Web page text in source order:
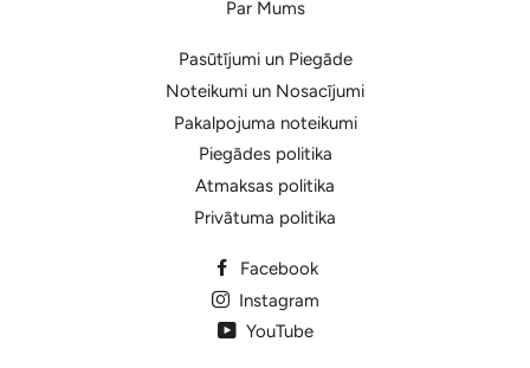
Par Mums
Pasūtījumi un Piegāde
Noteikumi un Nosacījumi
Pakalpojuma noteikumi
Piegādes politika
Atmaksas politika
Privātuma politika
Facebook
Instagram
YouTube